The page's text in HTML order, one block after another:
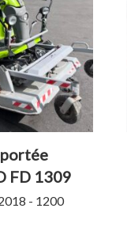
FD 1309
- 1200